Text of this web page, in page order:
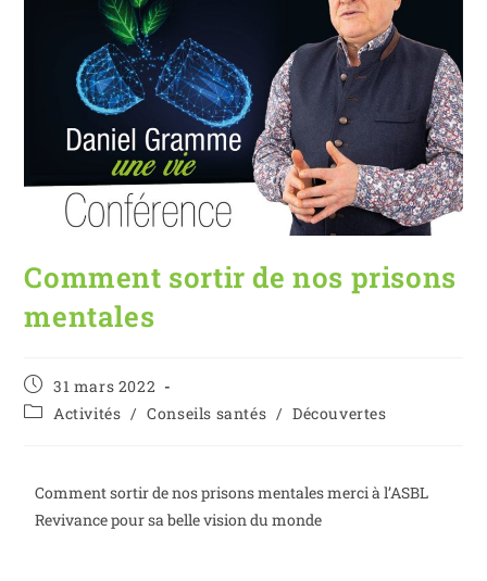
Comment sortir de nos prisons
mentales
31 mars 2022
Activités / Conseils santés / Découvertes
Comment sortir de nos prisons mentales merci à l’ASBL
Revivance pour sa belle vision du monde